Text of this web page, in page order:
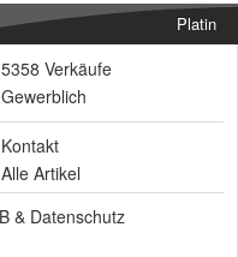
Platin
5358 Verkäufe
Gewerblich
Kontakt
Alle Artikel
& Datenschutz